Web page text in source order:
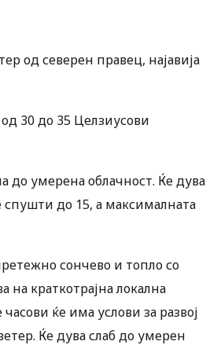
од северен правец, најавија
30 до 35 Целзиусови
до умерена облачност. Ќе дува
до 15, а максималната
сончево и топло со
на краткотрајна локална
ќе има услови за развој
Ќе дува слаб до умерен